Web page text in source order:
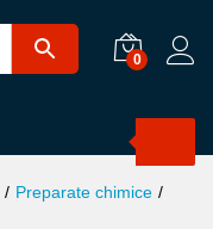
0
/ Preparate chimice /